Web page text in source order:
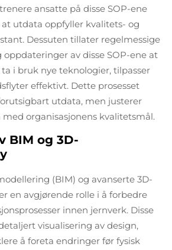
ansatte på disse SOP-ene
at utdata oppfyller kvalitets- og
Dessuten tillater regelmessige
av disse SOP-ene at
i bruk nye teknologier, tilpasser
effektivt. Dette prosesset
utdata, men justerer
organisasjonens kvalitetsmål.
BIM og 3D-
(BIM) og avanserte 3D-
en avgjørende rolle i å forbedre
innen jernverk. Disse
visualisering av design,
å foreta endringer før fysisk